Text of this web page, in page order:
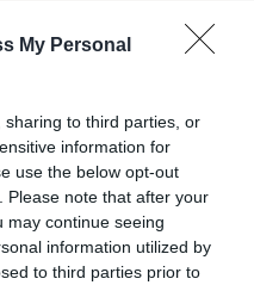
My Personal
to third parties, or
information for
use the below opt-out
Please note that after your
may continue seeing
information utilized by
to third parties prior to